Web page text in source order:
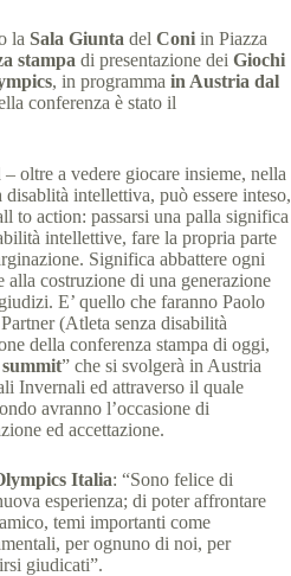
la Sala Giunta del Coni in Piazza
stampa di presentazione dei Giochi
, in programma in Austria dal
conferenza è stato il
oltre a vedere giocare insieme, nella
disablità intellettiva, può essere inteso,
to action: passarsi una palla significa
intellettive, fare la propria parte
Significa abbattere ogni
alla costruzione di una generazione
E’ quello che faranno Paolo
(Atleta senza disabilità
della conferenza stampa di oggi,
” che si svolgerà in Austria
Invernali ed attraverso il quale
avranno l’occasione di
ed accettazione.
Italia: “Sono felice di
esperienza; di poter affrontare
temi importanti come
per ognuno di noi, per
giudicati”.